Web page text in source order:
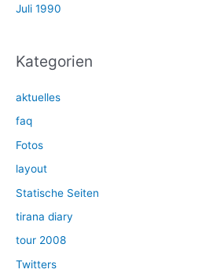
Juli 1990
Kategorien
aktuelles
faq
Fotos
layout
Statische Seiten
tirana diary
tour 2008
Twitters